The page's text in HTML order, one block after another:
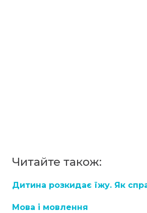
Читайте також:
Дитина розкидає їжу. Як
Мова і мовлення